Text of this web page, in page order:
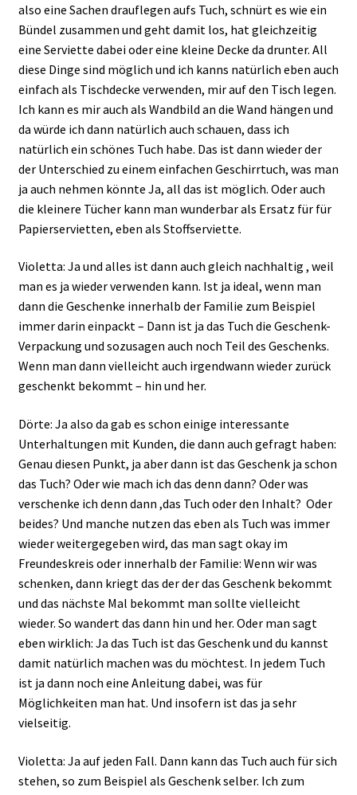
also eine Sachen drauflegen aufs Tuch, schnürt es wie ein
Bündel zusammen und geht damit los, hat gleichzeitig
eine Serviette dabei oder eine kleine Decke da drunter. All
diese Dinge sind möglich und ich kanns natürlich eben auch
einfach als Tischdecke verwenden, mir auf den Tisch legen.
Ich kann es mir auch als Wandbild an die Wand hängen und
da würde ich dann natürlich auch schauen, dass ich
natürlich ein schönes Tuch habe. Das ist dann wieder der
der Unterschied zu einem einfachen Geschirrtuch, was man
ja auch nehmen könnte Ja, all das ist möglich. Oder auch
die kleinere Tücher kann man wunderbar als Ersatz für für
Papierservietten, eben als Stoffserviette.
Violetta: Ja und alles ist dann auch gleich nachhaltig , weil
man es ja wieder verwenden kann. Ist ja ideal, wenn man
dann die Geschenke innerhalb der Familie zum Beispiel
immer darin einpackt – Dann ist ja das Tuch die Geschenk-
Verpackung und sozusagen auch noch Teil des Geschenks.
Wenn man dann vielleicht auch irgendwann wieder zurück
geschenkt bekommt – hin und her.
Dörte: Ja also da gab es schon einige interessante
Unterhaltungen mit Kunden, die dann auch gefragt haben:
Genau diesen Punkt, ja aber dann ist das Geschenk ja schon
das Tuch? Oder wie mach ich das denn dann? Oder was
verschenke ich denn dann ,das Tuch oder den Inhalt? Oder
beides? Und manche nutzen das eben als Tuch was immer
wieder weitergegeben wird, das man sagt okay im
Freundeskreis oder innerhalb der Familie: Wenn wir was
schenken, dann kriegt das der der das Geschenk bekommt
und das nächste Mal bekommt man sollte vielleicht
wieder. So wandert das dann hin und her. Oder man sagt
eben wirklich: Ja das Tuch ist das Geschenk und du kannst
damit natürlich machen was du möchtest. In jedem Tuch
ist ja dann noch eine Anleitung dabei, was für
Möglichkeiten man hat. Und insofern ist das ja sehr
vielseitig.
Violetta: Ja auf jeden Fall. Dann kann das Tuch auch für sich
stehen, so zum Beispiel als Geschenk selber. Ich zum